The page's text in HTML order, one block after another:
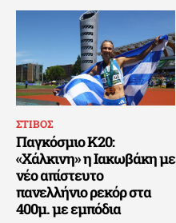
ΣΤΙΒΟΣ
Παγκόσμιο Κ20:
«Χάλκινη» η Ιακωβάκη με
νέο απίστευτο
πανελλήνιο ρεκόρ στα
400μ. με εμπόδια